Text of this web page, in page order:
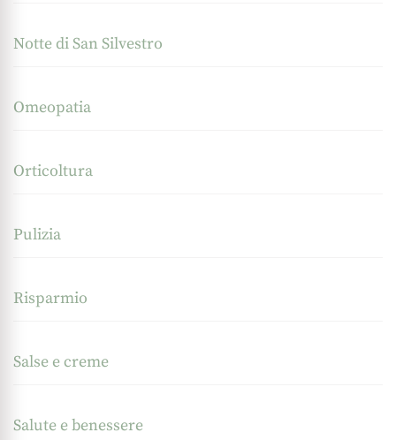
Notte di San Silvestro
Omeopatia
Orticoltura
Pulizia
Risparmio
Salse e creme
Salute e benessere